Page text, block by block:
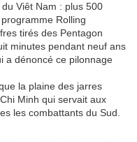
Viêt Nam : plus 500
Rolling
tirés des Pentagon
minutes pendant neuf ans
a dénoncé ce pilonnage
la plaine des jarres
Minh qui servait aux
les combattants du Sud.